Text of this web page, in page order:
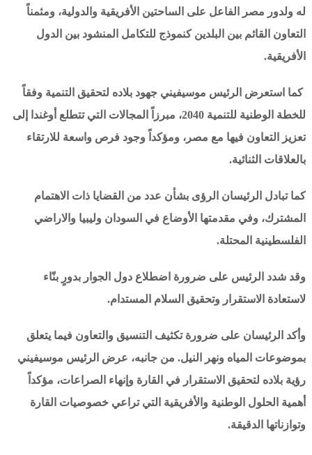
له ولدور مصر الفاعل على الساحتين الأفريقية والدولية، ومثمناً
التعاون القائم بين البلدين كنموذج للتكامل المنشود بين الدول
الأفريقية.
كما استعرض الرئيس موسيفيني جهود بلاده لتحقيق التنمية وفقاً
للخطة الوطنية للتنمية 2040، مبرزاً المجالات التي تتطلع أوغندا إلى
تعزيز التعاون فيها مع مصر، ومؤكداً وجود فرص واسعة للارتقاء
بالعلاقات الثنائية.
كما تبادل الرئيسان الرؤى بشأن عدد من القضايا ذات الاهتمام
المشترك، وفي مقدمتها الأوضاع في السودان وليبيا والاراضي
الفلسطينية المحتلة.
وقد شدد الرئيس على ضرورة اضطلاع دول الجوار بدورٍ بنّاء
لاستعادة الاستقرار وتحقيق السلام المستدام.
وأكد الرئيسان على ضرورة تكثيف التنسيق والتعاون فيما يتعلق
بموضوعات المياه ونهر النيل. من جانبه، عرض الرئيس موسيفيني
رؤية بلاده لتحقيق الاستقرار في القارة وإنهاء الصراعات، مؤكداً
أهمية الحلول الوطنية والأفريقية التي تراعي خصوصيات القارة
وتوازناتها الدقيقة.